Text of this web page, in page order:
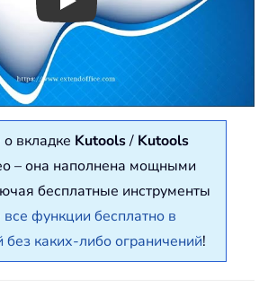
Play
вкладке Kutools/ Kutools
– она наполнена мощными
бесплатные инструменты
функции бесплатно в
без каких-либо ограничений!